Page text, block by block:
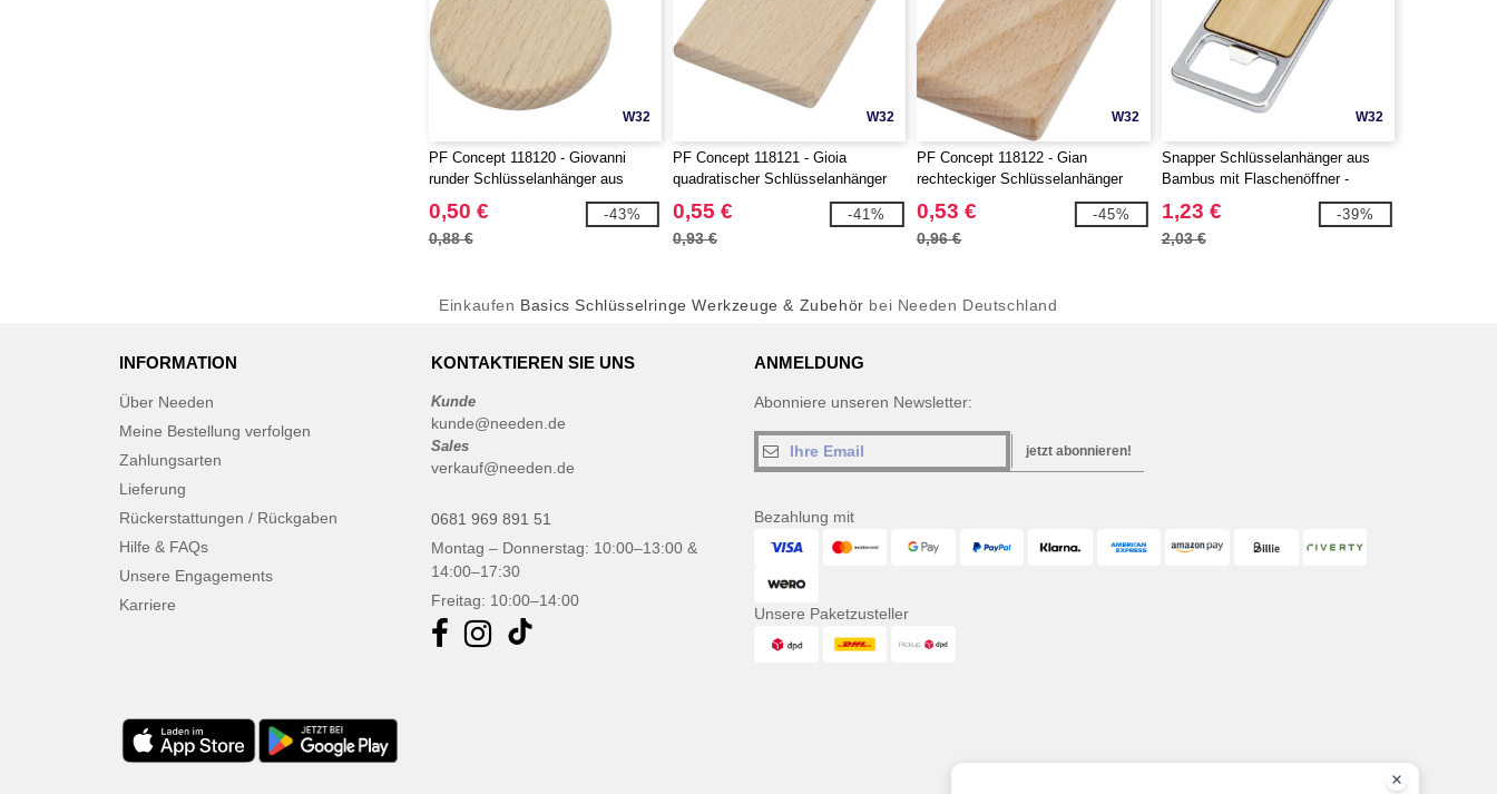
W32
PF Concept 118120 - Giovanni
runder Schlüsselanhänger aus
Buchenholz
0,50 €
0,88 €
-43%
W32
PF Concept 118121 - Gioia
quadratischer Schlüsselanhänger
aus Buchenholz
0,55 €
0,93 €
-41%
W32
PF Concept 118122 - Gian
rechteckiger Schlüsselanhänger
aus Buchenholz
0,53 €
0,96 €
-45%
W32
Snapper Schlüsselanhänger aus
Bambus mit Flaschenöffner -
EgotierPro 126340
1,23 €
2,03 €
-39%
Einkaufen Basics Schlüsselringe Werkzeuge & Zubehör bei Needen Deutschland
INFORMATION
Über Needen
Meine Bestellung verfolgen
Zahlungsarten
Lieferung
Rückerstattungen / Rückgaben
Hilfe & FAQs
Unsere Engagements
Karriere
KONTAKTIEREN SIE UNS
Kunde
kunde@needen.de
Sales
verkauf@needen.de
0681 969 891 51
Montag – Donnerstag: 10:00–13:00 &
14:00–17:30
Freitag: 10:00–14:00
ANMELDUNG
Abonniere unseren Newsletter:
jetzt abonnieren!
Bezahlung mit
Unsere Paketzusteller